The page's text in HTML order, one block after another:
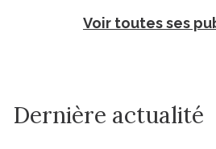
Voir toutes ses
Dernière actualité